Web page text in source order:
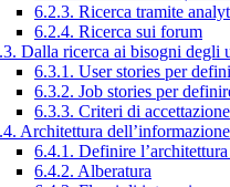
6.2.3. Ricerca tramite
6.2.4. Ricerca sui forum
Dalla ricerca ai bisogni degli
6.3.1. User stories per
6.3.2. Job stories per
6.3.3. Criteri di accettazione
Architettura dell’informazione
6.4.1. Definire
6.4.2. Alberatura